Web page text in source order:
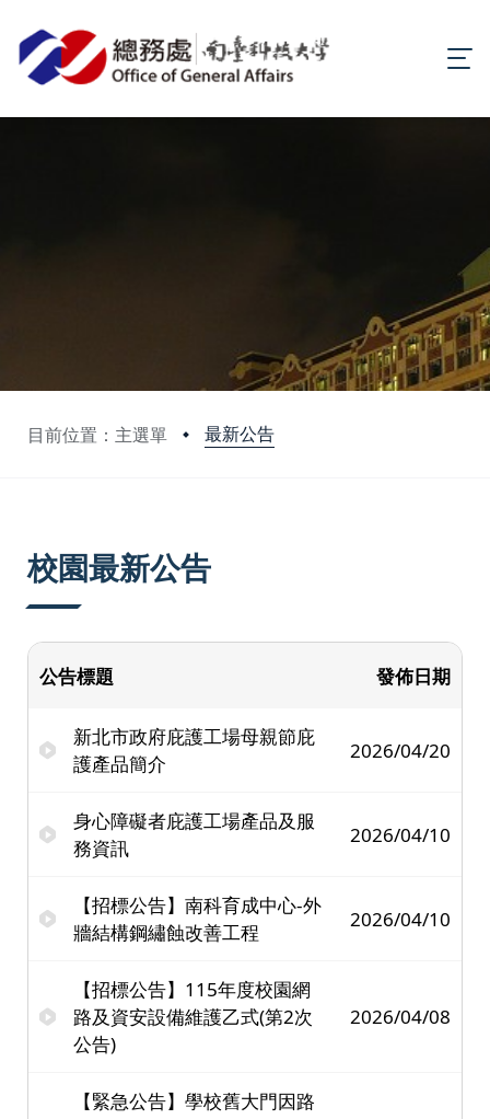
目前位置：主選單 最新公告
校園最新公告
公告標題 發佈日期
新北市政府庇護工場母親節庇
護產品簡介
2026/04/20
身心障礙者庇護工場產品及服
務資訊
2026/04/10
【招標公告】南科育成中心-外
牆結構鋼繡蝕改善工程
2026/04/10
【招標公告】115年度校園網
路及資安設備維護乙式(第2次
公告)
2026/04/08
【緊急公告】學校舊大門因路